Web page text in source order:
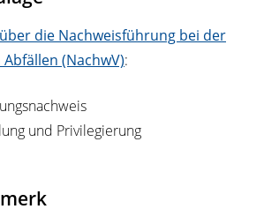
die Nachweisführung bei der
(NachwV):
und Privilegierung